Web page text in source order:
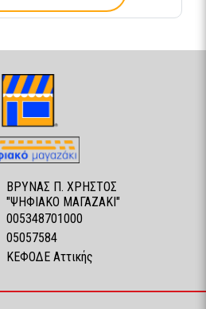
ΒΡΥΝΑΣ Π. ΧΡΗΣΤΟΣ
"ΨΗΦΙΑΚΟ ΜΑΓΑΖΑΚΙ"
005348701000
05057584
ΚΕΦΟΔΕ Αττικής